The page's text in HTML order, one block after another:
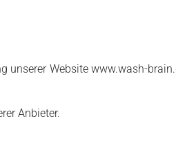
unserer Website www.wash-
Anbieter.